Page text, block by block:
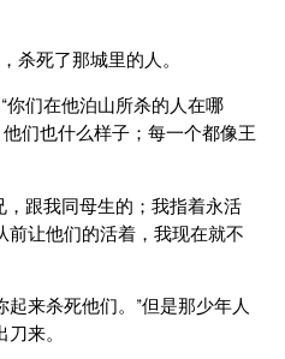
杀死了那城里的人。
你们在他泊山所杀的人在哪
们也什么样子；每一个都像王
，跟我同母生的；我指着永活
前让他们的活着，我现在就不
起来杀死他们。”但是那少年人
来。